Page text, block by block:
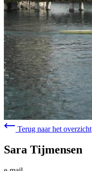
Terug naar het overzicht
Sara Tijmensen